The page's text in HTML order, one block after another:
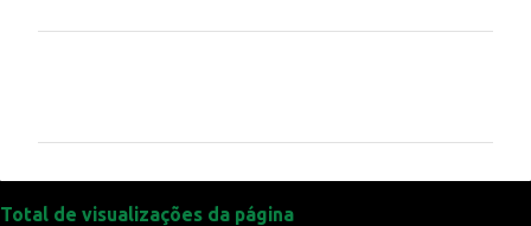
e
n
t
Total de visualizações da página